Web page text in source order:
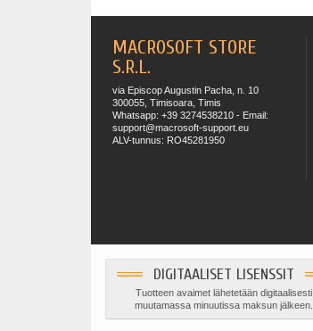
MACROSOFT STORE
S.R.L.
via Episcop Augustin Pacha, n. 10
300055, Timisoara, Timis
Whatsapp: +39 3274538210 - Email:
support@macrosoft-support.eu
ALV-tunnus: RO45281950
DIGITAALISET LISENSSIT
Tuotteen avaimet lähetetään digitaalisesti
muutamassa minuutissa maksun jälkeen.